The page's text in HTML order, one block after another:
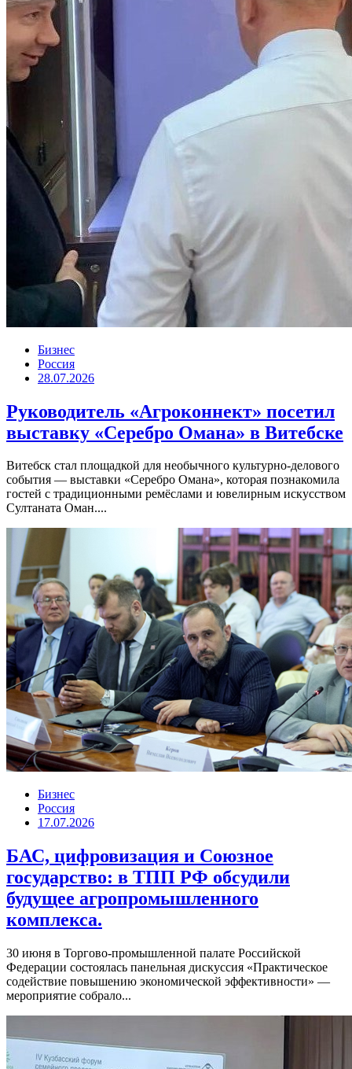
Бизнес
Россия
28.07.2026
Руководитель «Агроконнект» посетил
выставку «Серебро Омана» в Витебске
Витебск стал площадкой для необычного культурно-делового
события — выставки «Серебро Омана», которая познакомила
гостей с традиционными ремёслами и ювелирным искусством
Султаната Оман....
Бизнес
Россия
17.07.2026
БАС, цифровизация и Союзное
государство: в ТПП РФ обсудили
будущее агропромышленного
комплекса.
30 июня в Торгово-промышленной палате Российской
Федерации состоялась панельная дискуссия «Практическое
содействие повышению экономической эффективности» —
мероприятие собрало...